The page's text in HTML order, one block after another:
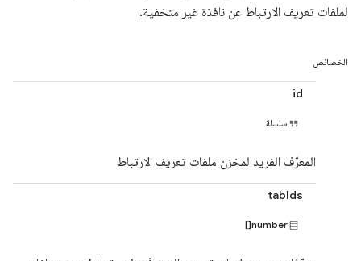
لملفات تعريف الارتباط عن نافذة غير متخفية.
الخصائص
id
سلسلة
المعرّف الفريد لمخزن ملفات تعريف الارتباط
tabIds
number[]